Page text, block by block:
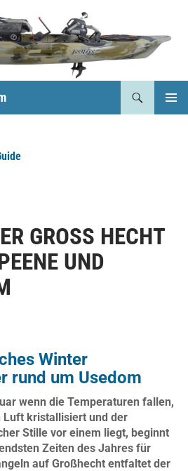
GROSS HECHT Z
UND P
Winter
rund um Usedom
wenn die Temperaturen fallen,
kristallisiert und der
Stille vor einem liegt, beginnt
Zeiten des Jahres für
auf Großhecht entfaltet der